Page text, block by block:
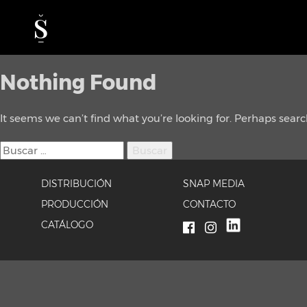
Nothing Found
It seems we can’t find what you’re looking for. Perhaps
Buscar:
DISTRIBUCIÓN
PRODUCCIÓN
CATÁLOGO
SNAP MEDIA
CONTACTO